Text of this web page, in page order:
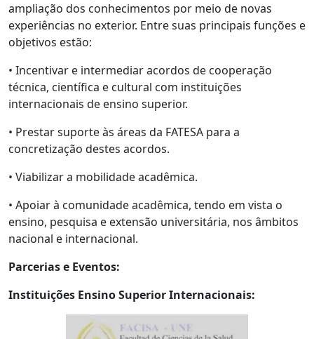
ampliação dos conhecimentos por meio de novas
experiências no exterior. Entre suas principais funções e
objetivos estão:
• Incentivar e intermediar acordos de cooperação
técnica, científica e cultural com instituições
internacionais de ensino superior.
• Prestar suporte às áreas da FATESA para a
concretização destes acordos.
• Viabilizar a mobilidade acadêmica.
• Apoiar à comunidade acadêmica, tendo em vista o
ensino, pesquisa e extensão universitária, nos âmbitos
nacional e internacional.
Parcerias e Eventos:
Instituições Ensino Superior Internacionais: